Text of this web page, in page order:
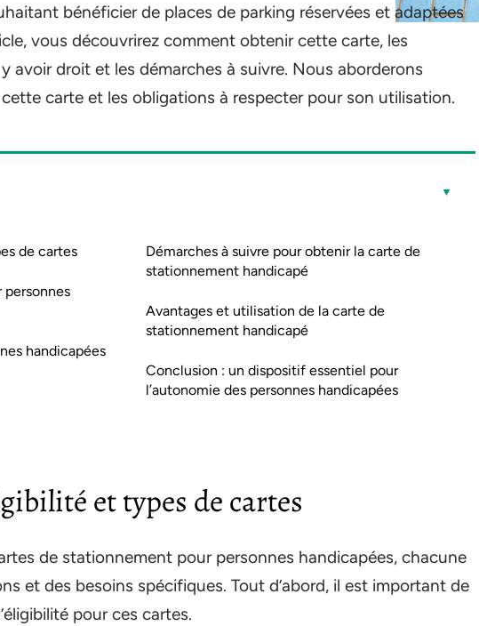
bénéficier de places de parking réservées et adaptées
vous découvrirez comment obtenir cette carte, les
avoir droit et les démarches à suivre. Nous aborderons
carte et les obligations à respecter pour son utilisation.
de cartes
handicapées
Démarches à suivre pour obtenir la carte de
stationnement handicapé
Avantages et utilisation de la carte de
stationnement handicapé
Conclusion : un dispositif essentiel pour
l’autonomie des personnes handicapées
et types de cartes
de stationnement pour personnes handicapées, chacune
et des besoins spécifiques. Tout d’abord, il est important de
pour ces cartes.